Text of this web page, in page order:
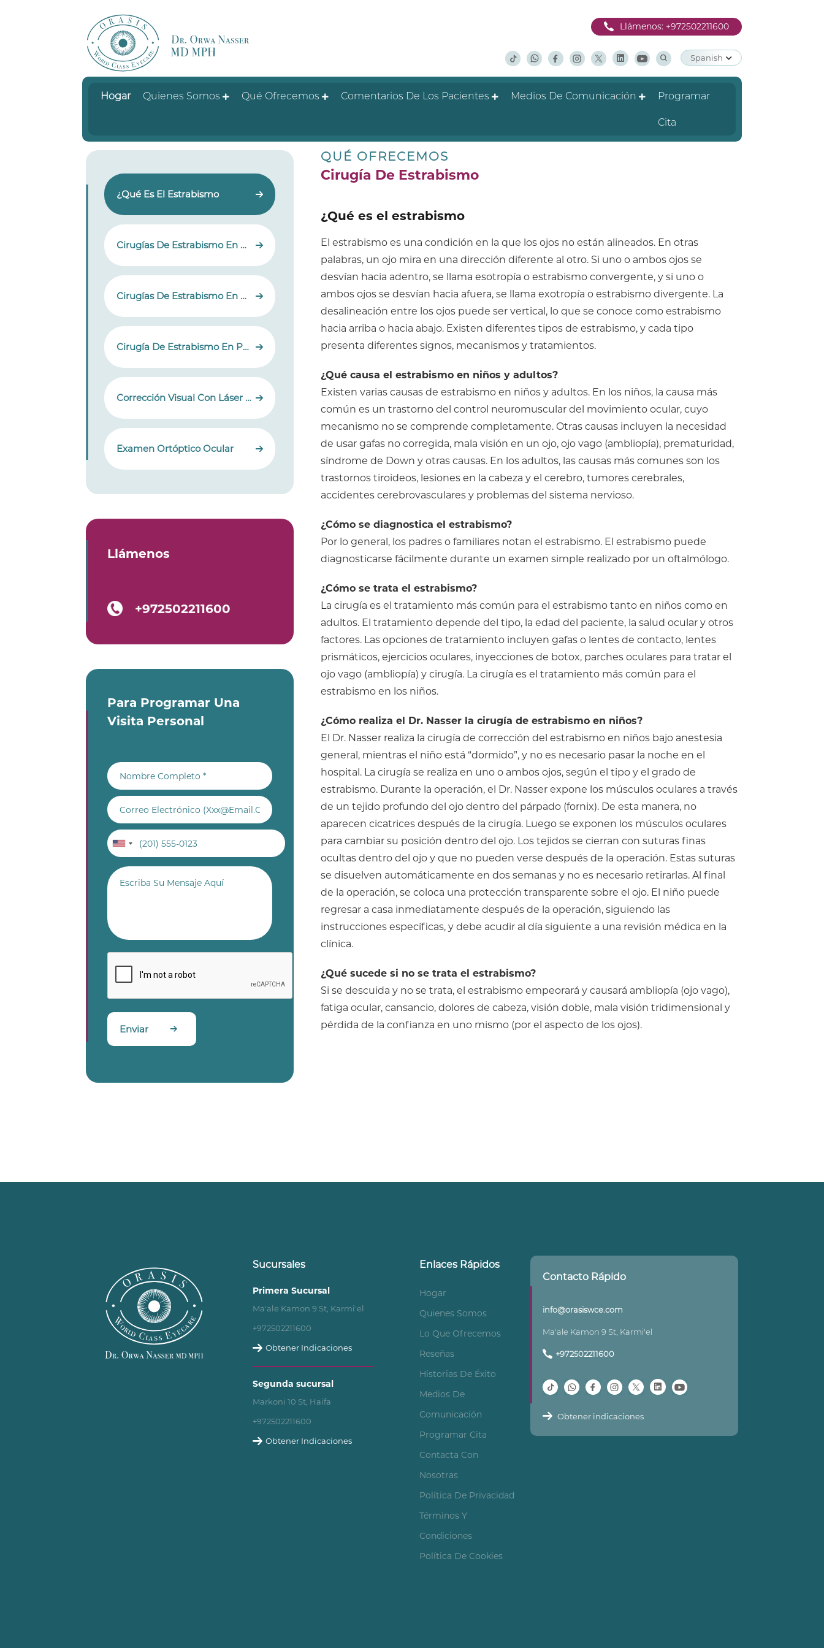
Llámenos: +972502211600
Spanish
Hogar Quienes Somos Qué Ofrecemos Comentarios De Los Pacientes Medios De Comunicación Programar
Cita
¿Qué Es El Estrabismo
Cirugías De Estrabismo En Niños
Cirugías De Estrabismo En Adultos
Cirugía De Estrabismo En Pacientes Con Nistagmo
Corrección Visual Con Láser En Pacientes Con Estrabismo
Examen Ortóptico Ocular
Llámenos
+972502211600
Para Programar Una
Visita Personal
Enviar
QUÉ OFRECEMOS
Cirugía De Estrabismo
¿Qué es el estrabismo
El estrabismo es una condición en la que los ojos no están alineados. En otras
palabras, un ojo mira en una dirección diferente al otro. Si uno o ambos ojos se
desvían hacia adentro, se llama esotropía o estrabismo convergente, y si uno o
ambos ojos se desvían hacia afuera, se llama exotropía o estrabismo divergente. La
desalineación entre los ojos puede ser vertical, lo que se conoce como estrabismo
hacia arriba o hacia abajo. Existen diferentes tipos de estrabismo, y cada tipo
presenta diferentes signos, mecanismos y tratamientos.
¿Qué causa el estrabismo en niños y adultos?
Existen varias causas de estrabismo en niños y adultos. En los niños, la causa más
común es un trastorno del control neuromuscular del movimiento ocular, cuyo
mecanismo no se comprende completamente. Otras causas incluyen la necesidad
de usar gafas no corregida, mala visión en un ojo, ojo vago (ambliopía), prematuridad,
síndrome de Down y otras causas. En los adultos, las causas más comunes son los
trastornos tiroideos, lesiones en la cabeza y el cerebro, tumores cerebrales,
accidentes cerebrovasculares y problemas del sistema nervioso.
¿Cómo se diagnostica el estrabismo?
Por lo general, los padres o familiares notan el estrabismo. El estrabismo puede
diagnosticarse fácilmente durante un examen simple realizado por un oftalmólogo.
¿Cómo se trata el estrabismo?
La cirugía es el tratamiento más común para el estrabismo tanto en niños como en
adultos. El tratamiento depende del tipo, la edad del paciente, la salud ocular y otros
factores. Las opciones de tratamiento incluyen gafas o lentes de contacto, lentes
prismáticos, ejercicios oculares, inyecciones de botox, parches oculares para tratar el
ojo vago (ambliopía) y cirugía. La cirugía es el tratamiento más común para el
estrabismo en los niños.
¿Cómo realiza el Dr. Nasser la cirugía de estrabismo en niños?
El Dr. Nasser realiza la cirugía de corrección del estrabismo en niños bajo anestesia
general, mientras el niño está “dormido”, y no es necesario pasar la noche en el
hospital. La cirugía se realiza en uno o ambos ojos, según el tipo y el grado de
estrabismo. Durante la operación, el Dr. Nasser expone los músculos oculares a través
de un tejido profundo del ojo dentro del párpado (fornix). De esta manera, no
aparecen cicatrices después de la cirugía. Luego se exponen los músculos oculares
para cambiar su posición dentro del ojo. Los tejidos se cierran con suturas finas
ocultas dentro del ojo y que no pueden verse después de la operación. Estas suturas
se disuelven automáticamente en dos semanas y no es necesario retirarlas. Al final
de la operación, se coloca una protección transparente sobre el ojo. El niño puede
regresar a casa inmediatamente después de la operación, siguiendo las
instrucciones específicas, y debe acudir al día siguiente a una revisión médica en la
clínica.
¿Qué sucede si no se trata el estrabismo?
Si se descuida y no se trata, el estrabismo empeorará y causará ambliopía (ojo vago),
fatiga ocular, cansancio, dolores de cabeza, visión doble, mala visión tridimensional y
pérdida de la confianza en uno mismo (por el aspecto de los ojos).
Sucursales
Primera Sucursal
Ma'ale Kamon 9 St, Karmi'el
+972502211600
Obtener Indicaciones
Segunda sucursal
Markoni 10 St, Haifa
+972502211600
Obtener Indicaciones
Enlaces Rápidos
Hogar
Quienes Somos
Lo Que Ofrecemos
Reseñas
Historias De Éxito
Medios De
Comunicación
Programar Cita
Contacta Con
Nosotras
Política De Privacidad
Términos Y
Condiciones
Política De Cookies
Contacto Rápido
info@orasiswce.com
Ma'ale Kamon 9 St, Karmi'el
+972502211600
Obtener indicaciones